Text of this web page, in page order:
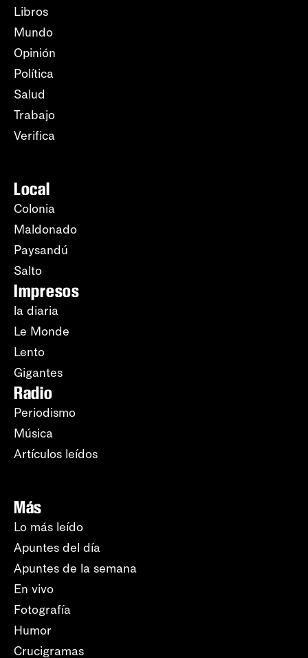
Libros
Mundo
Opinión
Política
Salud
Trabajo
Verifica
Local
Colonia
Maldonado
Paysandú
Salto
Impresos
la diaria
Le Monde
Lento
Gigantes
Radio
Periodismo
Música
Artículos leídos
Más
Lo más leído
Apuntes del día
Apuntes de la semana
En vivo
Fotografía
Humor
Crucigramas